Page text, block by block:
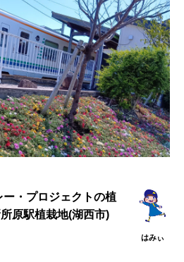
ー・プロジェクトの植
原駅植栽地(湖西市)
はみぃ